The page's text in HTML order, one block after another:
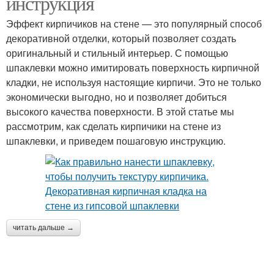
Эффект кирпичиков на стене — это популярный способ
декоративной отделки, который позволяет создать
оригинальный и стильный интерьер. С помощью
шпаклевки можно имитировать поверхность кирпичной
кладки, не используя настоящие кирпичи. Это не только
экономически выгодно, но и позволяет добиться
высокого качества поверхности. В этой статье мы
рассмотрим, как сделать кирпичики на стене из
шпаклевки, и приведем пошаговую инструкцию.
читать дальше →